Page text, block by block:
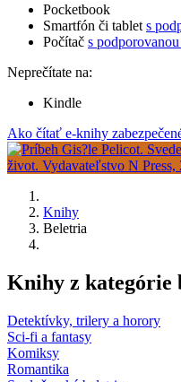
Pocketbook
Smartfón či tablet s
Počítač s
Neprečítate na:
Kindle
Ako čítať e-knihy
Knihy
Beletria
Knihy z kategórie
Detektívky, trilery a horory
Sci-fi a fantasy
Komiksy
Romantika